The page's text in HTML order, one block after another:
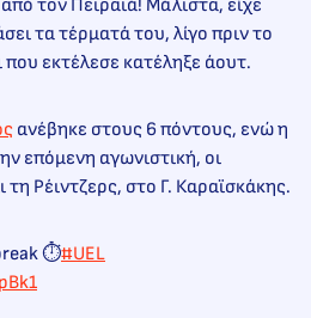
τον Πειραιά! Μάλιστα, είχε
τα τέρματά του, λίγο πριν το
εκτέλεσε κατέληξε άουτ.
ανέβηκε στους 6 πόντους, ενώ η
επόμενη αγωνιστική, οι
Ρέιντζερς, στο Γ. Καραϊσκάκης.
⏱️#UEL